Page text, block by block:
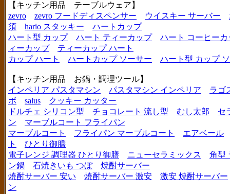
【キッチン用品 テーブルウェア】
zevro
zevro フードディスペンサー ウイスキー サーバー
須
hario スタッキー
ハートカップ
ハート型 カップ
ハート ティーカップ
ハート コーヒーカ
ィーカップ
ティーカップ ハート
カップ ハート
ハートカップ ソーサー ハート型 カップ
【キッチン用品 お鍋・調理ツール】
インペリア パスタマシン
パスタマシン インペリア
ラゴ
ボ
salus
クッキー カッター
ドルチェ シリコン型
チョコレート 流し型 むし太郎
セ
ン
マーブルコート フライパン
マーブルコート
フライパン マーブルコート
エアベール
ト
ひとり御膳
電子レンジ 調理器 ひとり御膳
ニューセラミックス
角型
ン鍋
石焼きいも つぼ
焼酎サーバー
焼酎サーバー 安い
焼酎サーバー 激安
激安 焼酎サーバー
ン